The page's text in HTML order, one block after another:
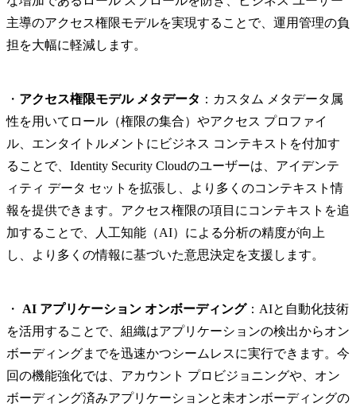
主導のアクセス権限モデルを実現することで、運用管理の負
担を大幅に軽減します。
・ アクセス権限モデル メタデータ ：カスタム メタデータ属
性を用いてロール（権限の集合）やアクセス プロファイ
ル、エンタイトルメントにビジネス コンテキストを付加す
ることで、Identity Security Cloudのユーザーは、アイデンテ
ィティ データ セットを拡張し、より多くのコンテキスト情
報を提供できます。アクセス権限の項目にコンテキストを追
加することで、人工知能（AI）による分析の精度が向上
し、より多くの情報に基づいた意思決定を支援します。
・ AI アプリケーション オンボーディング：AIと自動化技術
を活用することで、組織はアプリケーションの検出からオン
ボーディングまでを迅速かつシームレスに実行できます。今
回の機能強化では、アカウント プロビジョニングや、オン
ボーディング済みアプリケーションと未オンボーディングの